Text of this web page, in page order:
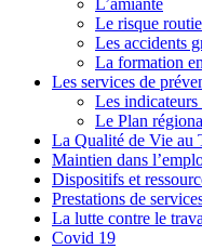
L’amiante
Le risque
Les accidents
La formation
Les services de
Les
Le Plan
La Qualité de Vie
Maintien dans
Dispositifs et
Prestations de
La lutte contre le
Covid 19